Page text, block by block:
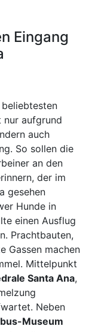
Eingang
nur aufgrund
auch
So sollen die
an den
der im
gesehen
Hunde in
einen Ausflug
Prachtbauten,
Gassen machen
Mittelpunkt
Santa Ana,
Neben
Museum